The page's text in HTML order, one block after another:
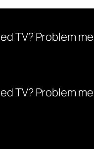
TV? Problem
TV? Problem